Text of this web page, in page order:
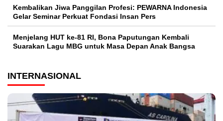
Kembalikan Jiwa Panggilan Profesi: PEWARNA Indonesia
Gelar Seminar Perkuat Fondasi Insan Pers
Menjelang HUT ke-81 RI, Bona Paputungan Kembali
Suarakan Lagu MBG untuk Masa Depan Anak Bangsa
INTERNASIONAL